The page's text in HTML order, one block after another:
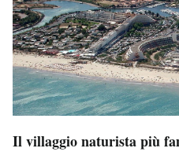
Il villaggio naturista più